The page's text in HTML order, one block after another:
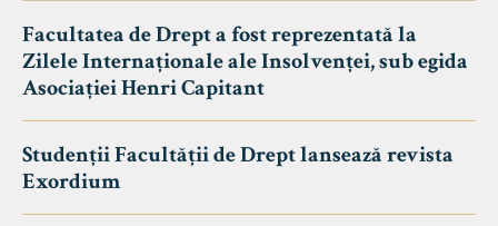
Facultatea de Drept a fost reprezentată la
Zilele Internaționale ale Insolvenței, sub egida
Asociației Henri Capitant
Studenții Facultății de Drept lansează revista
Exordium